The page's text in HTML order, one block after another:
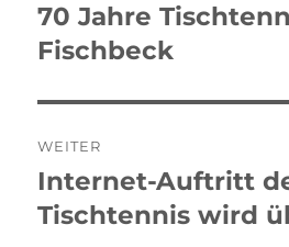
Vorheriger
Beitrag:
70 Jahre
Fischbeck
WEITER
Nächster
Beitrag:
Internet-Auftritt
Tischtennis wird